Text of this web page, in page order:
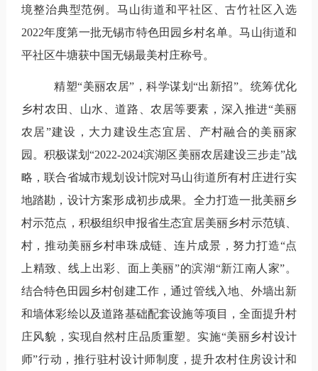
境整治典型范例。马山街道和平社区、古竹社区入选
2022年度第一批无锡市特色田园乡村名单。马山街道和
平社区牛塘获中国无锡最美村庄称号。
精塑“美丽农居”，科学谋划“出新招”。 统筹优化
乡村农田、山水、道路、农居等要素，深入推进“美丽
农居”建设，大力建设生态宜居、产村融合的美丽家
园。积极谋划“2022-2024滨湖区美丽农居建设三步走”战
略，联合省城市规划设计院对马山街道所有村庄进行实
地踏勘，设计方案形成初步成果。全力打造一批美丽乡
村示范点，积极组织申报省生态宜居美丽乡村示范镇、
村，推动美丽乡村串珠成链、连片成景，努力打造“点
上精致、线上出彩、面上美丽”的滨湖“新江南人家”。
结合特色田园乡村创建工作，通过管线入地、外墙出新
和墙体彩绘以及道路基础配套设施等项目，全面提升村
庄风貌，实现自然村庄品质重塑。实施“美丽乡村设计
师”行动，推行驻村设计师制度，提升农村住房设计和